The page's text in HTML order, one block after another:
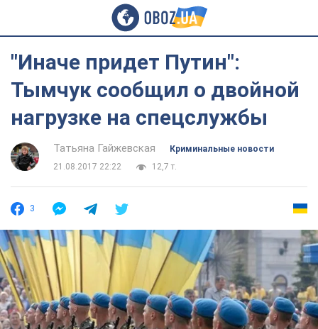
"Иначе придет Путин":
Тымчук сообщил о двойной
нагрузке на спецслужбы
Татьяна Гайжевская
Криминальные новости
21.08.2017 22:22
12,7 т.
3